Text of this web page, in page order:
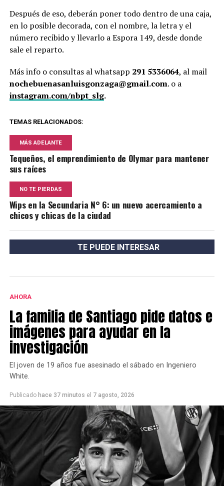
Después de eso, deberán poner todo dentro de una caja,
en lo posible decorada, con el nombre, la letra y el
número recibido y llevarlo a Espora 149, desde donde
sale el reparto.
Más info o consultas al whatsapp 291 5336064, al mail
nochebuenasanluisgonzaga@gmail.com. o a
instagram.com/nbpt_slg.
TEMAS RELACIONADOS:
MÁS ADELANTE
Tequeños, el emprendimiento de Olymar para mantener
sus raíces
NO TE PIERDAS
Wips en la Secundaria N° 6: un nuevo acercamiento a
chicos y chicas de la ciudad
TE PUEDE INTERESAR
AHORA
La familia de Santiago pide datos e
imágenes para ayudar en la
investigación
El joven de 19 años fue asesinado el sábado en Ingeniero
White.
Publicado hace 37 minutos el 7 agosto, 2026